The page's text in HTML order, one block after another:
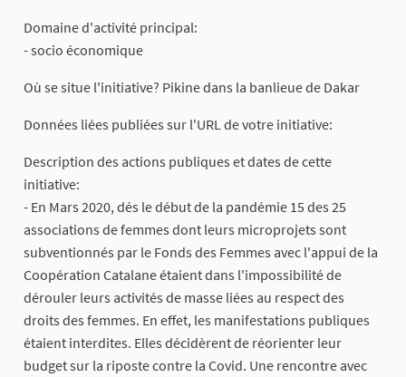
Domaine d'activité principal:
- socio économique
Où se situe l'initiative? Pikine dans la banlieue de Dakar
Données liées publiées sur l'URL de votre initiative:
Description des actions publiques et dates de cette
initiative:
- En Mars 2020, dés le début de la pandémie 15 des 25
associations de femmes dont leurs microprojets sont
subventionnés par le Fonds des Femmes avec l'appui de la
Coopération Catalane étaient dans l'impossibilité de
dérouler leurs activités de masse liées au respect des
droits des femmes. En effet, les manifestations publiques
étaient interdites. Elles décidèrent de réorienter leur
budget sur la riposte contre la Covid. Une rencontre avec